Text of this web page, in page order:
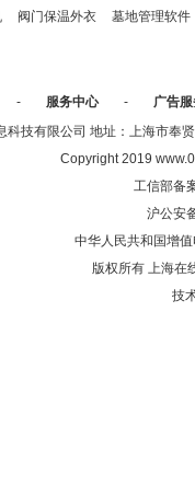
阀门保温外衣 墓地管理软件
- 服务中心 -
广告
科技有限公司 地址：上海市
Copyright 2019
工信部备
沪公安
中华人民共和国增
版权所有 上海在
技